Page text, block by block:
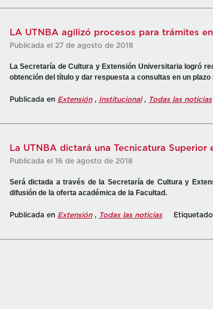
LA UTNBA agilizó procesos para trámites
Publicada el 27 de agosto de 2018
La Secretaría de Cultura y Extensión Universitaria logró
obtención del título y dar respuesta a consultas en un plazo
Publicada en Extensión, Institucional, Todas las noticias
La UTNBA dictará una Tecnicatura Superior
Publicada el 16 de agosto de 2018
Será dictada a través de la Secretaría de Cultura y
difusión de la oferta académica de la Facultad.
Publicada en Extensión, Todas las noticias